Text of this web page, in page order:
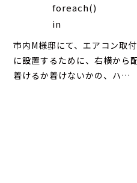
foreach()
in
市内M様邸にて、エアコン取
に設置するために、右横から
着けるか着けないかの、ハ…